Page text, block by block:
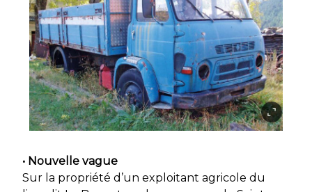
• Nouvelle vague
Sur la propriété d’un exploitant agricole du